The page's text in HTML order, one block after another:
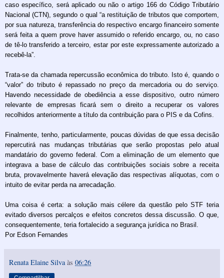
caso específico, será aplicado ou não o artigo 166 do Código Tributário
Nacional (CTN), segundo o qual “a restituição de tributos que comportem,
por sua natureza, transferência do respectivo encargo financeiro somente
será feita a quem prove haver assumido o referido encargo, ou, no caso
de tê-­lo transferido a terceiro, estar por este expressamente autorizado a
recebê­-la”.
Trata­-se da chamada repercussão econômica do tributo. Isto é, quando o
“valor” do tributo é repassado no preço da mercadoria ou do serviço.
Havendo necessidade de obediência a esse dispositivo, outro número
relevante de empresas ficará sem o direito a recuperar os valores
recolhidos anteriormente a título da contribuição para o PIS e da Cofins.
Finalmente, tenho, particularmente, poucas dúvidas de que essa decisão
repercutirá nas mudanças tributárias que serão propostas pelo atual
mandatário do governo federal. Com a eliminação de um elemento que
integrava a base de cálculo das contribuições sociais sobre a receita
bruta, provavelmente haverá elevação das respectivas alíquotas, com o
intuito de evitar perda na arrecadação.
Uma coisa é certa: a solução mais célere da questão pelo STF teria
evitado diversos percalços e efeitos concretos dessa discussão. O que,
consequentemente, teria fortalecido a segurança jurídica no Brasil.
Por Edson Fernandes
Renata Elaine Silva às 06:26